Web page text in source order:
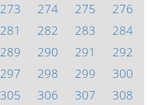
273 274 275
276
281 282 283
284
289 290 291
292
297 298 299
300
305 306 307
308